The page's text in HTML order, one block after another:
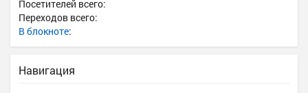
Посетителей всего:
Переходов всего:
В блокноте:
Навигация